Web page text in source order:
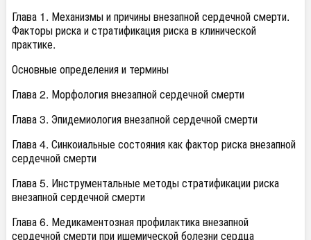
Глава 1. Механизмы и причины внезапной сердечной смерти.
Факторы риска и стратификация риска в клинической
практике.
Основные определения и термины
Глава 2. Морфология внезапной сердечной смерти
Глава 3. Эпидемиология внезапной сердечной смерти
Глава 4. Синкоиальные состояния как фактор риска внезапной
сердечной смерти
Глава 5. Инструментальные методы стратификации риска
внезапной сердечной смерти
Глава 6. Медикаментозная профилактика внезапной
сердечной смерти при ишемической болезни сердца